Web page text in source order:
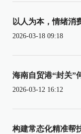
以人为本，情绪消
2026-03-18 09:18
海南自贸港“封关”
2026-03-12 16:12
构建常态化精准帮